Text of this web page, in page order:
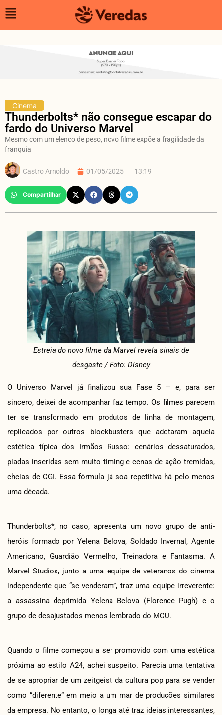
Cinema
Thunderbolts* não consegue escapar do
fardo do Universo Marvel
Mesmo com um elenco de peso, novo filme expõe a fragilidade da
franquia
Castro Arnoldo 01/05/2025 13:19
Compartilhar
Estreia do novo filme da Marvel revela sinais de
desgaste / Foto: Disney
O Universo Marvel já finalizou sua Fase 5 — e, para ser
sincero, deixei de acompanhar faz tempo. Os filmes parecem
ter se transformado em produtos de linha de montagem,
replicados por outros blockbusters que adotaram aquela
estética típica dos Irmãos Russo: cenários dessaturados,
piadas inseridas sem muito timing e cenas de ação tremidas,
cheias de CGI. Essa fórmula já soa repetitiva há pelo menos
uma década.
Thunderbolts*, no caso, apresenta um novo grupo de anti-
heróis formado por Yelena Belova, Soldado Invernal, Agente
Americano, Guardião Vermelho, Treinadora e Fantasma. A
Marvel Studios, junto a uma equipe de veteranos do cinema
independente que “se venderam”, traz uma equipe irreverente:
a assassina deprimida Yelena Belova (Florence Pugh) e o
grupo de desajustados menos lembrado do MCU.
Quando o filme começou a ser promovido com uma estética
próxima ao estilo A24, achei suspeito. Parecia uma tentativa
de se apropriar de um zeitgeist da cultura pop para se vender
como “diferente” em meio a um mar de produções similares
da empresa. No entanto, o longa até traz ideias interessantes,